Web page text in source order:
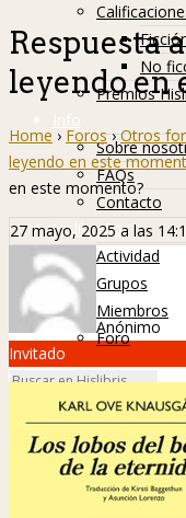
No
Premios
Info
Sobre
FAQs
Contacto
Hislibreños
Actividad
Grupos
Miembros
Foro
Respuesta
leyendo en
Home › Foros › Otros
leyendo en este
en este momento?
27 mayo, 2025 a las
Anónimo
Invitado